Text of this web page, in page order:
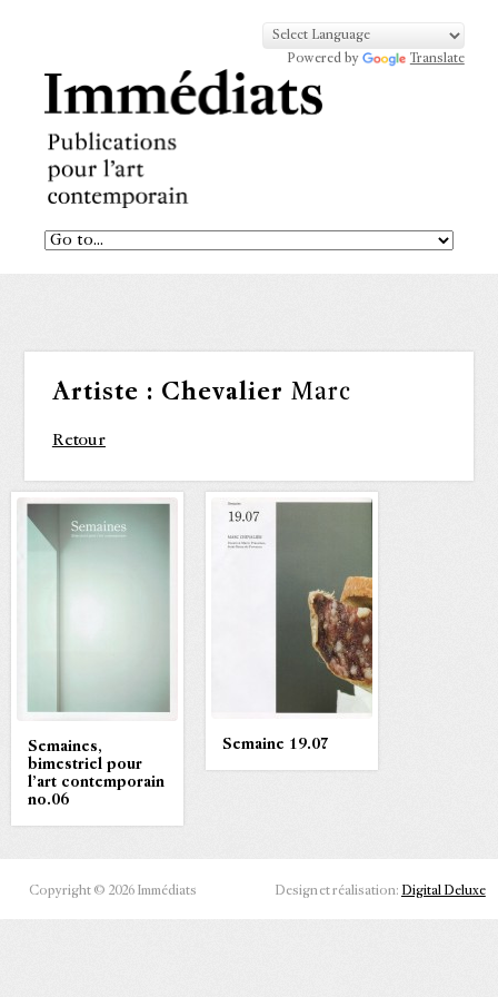
Powered by Translate
Artiste : Chevalier Marc
Retour
Semaines,
bimestriel pour
l’art contemporain
no.06
Semaine 19.07
Copyright © 2026 Immédiats Design et réalisation: Digital Deluxe